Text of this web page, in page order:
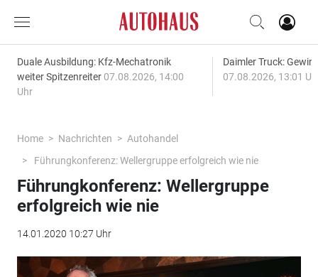
Duale Ausbildung: Kfz-Mechatronik
weiter Spitzenreiter 07.08.2026, 14:00
Uhr
Daimler Truck:
07.08.2026, 13:01
Home Nachrichten
Autohandel
Führungkonferenz: Wellergruppe erfolgreich wie nie
Führungkonferenz: Wellergruppe
erfolgreich wie nie
14.01.2020 10:27 Uhr